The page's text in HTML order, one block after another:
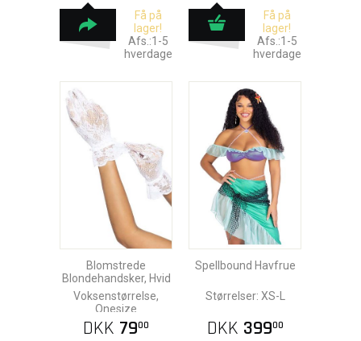
Få på
lager!
Afs.:1-5
hverdage
Få på
lager!
Afs.:1-5
hverdage
Blomstrede
Blondehandsker, Hvid
Voksenstørrelse,
Onesize
DKK 7900
Spellbound Havfrue
Størrelser: XS-L
DKK 39900